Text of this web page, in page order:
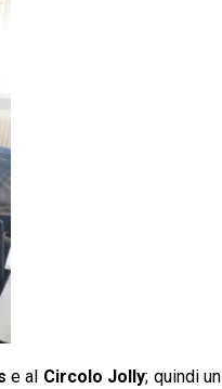
e al Circolo Jolly; quindi un